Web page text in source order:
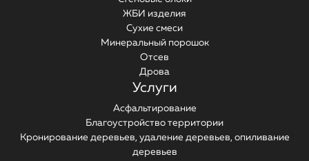
ЖБИ изделия
Сухие смеси
Минеральный порошок
Отсев
Дрова
Услуги
Асфальтирование
Благоустройство территории
Кронирование деревьев, удаление деревьев, опиливание
деревьев